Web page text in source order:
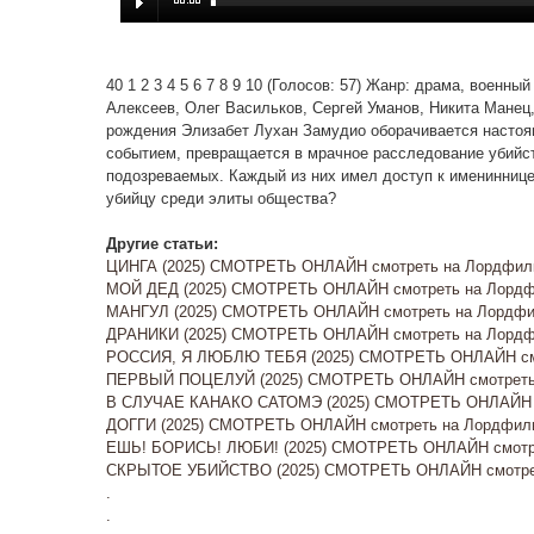
40 1 2 3 4 5 6 7 8 9 10 (Голосов: 57) Жанр: драма,
Алексеев, Олег Васильков, Сергей Уманов, Никита
рождения Элизабет Лухан Замудио оборачивается
событием, превращается в мрачное расследование
подозреваемых. Каждый из них имел доступ к
убийцу среди элиты общества?
Другие статьи:
ЦИНГА (2025) СМОТРЕТЬ ОНЛАЙН смотреть на
МОЙ ДЕД (2025) СМОТРЕТЬ ОНЛАЙН смотреть на
МАНГУЛ (2025) СМОТРЕТЬ ОНЛАЙН смотреть на
ДРАНИКИ (2025) СМОТРЕТЬ ОНЛАЙН смотреть на
РОССИЯ, Я ЛЮБЛЮ ТЕБЯ (2025) СМОТРЕТЬ ОНЛАЙН
ПЕРВЫЙ ПОЦЕЛУЙ (2025) СМОТРЕТЬ ОНЛАЙН
В СЛУЧАЕ КАНАКО САТОМЭ (2025) СМОТРЕТЬ ОНЛАЙН
ДОГГИ (2025) СМОТРЕТЬ ОНЛАЙН смотреть на
ЕШЬ! БОРИСЬ! ЛЮБИ! (2025) СМОТРЕТЬ ОНЛАЙН
СКРЫТОЕ УБИЙСТВО (2025) СМОТРЕТЬ ОНЛАЙН
.
.